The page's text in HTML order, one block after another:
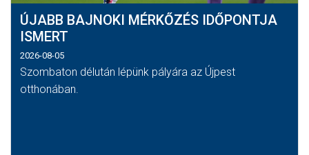
ÚJABB BAJNOKI MÉRKŐZÉS IDŐPONTJA
ISMERT
2026-08-05
Szombaton délután lépünk pályára az Újpest
otthonában.